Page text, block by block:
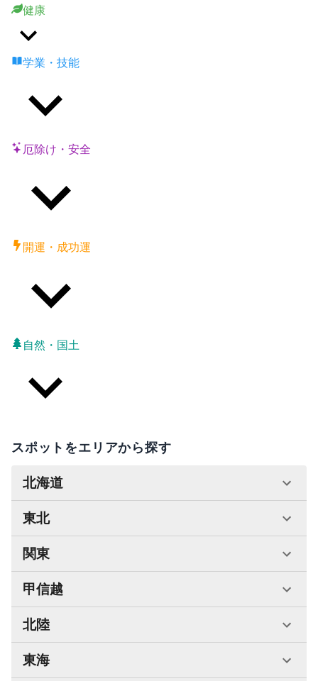
健康
学業・技能
厄除け・安全
開運・成功運
自然・国土
スポットをエリアから探す
北海道
東北
関東
甲信越
北陸
東海